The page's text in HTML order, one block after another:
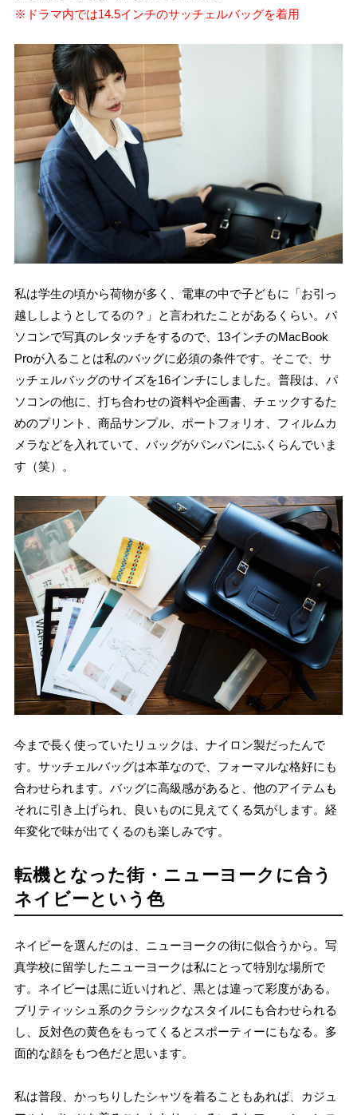
※ドラマ内では14.5インチのサッチェルバッグを着用
私は学生の頃から荷物が多く、電車の中で子どもに「お引っ
越ししようとしてるの？」と言われたことがあるくらい。パ
ソコンで写真のレタッチをするので、13インチのMacBook
Proが入ることは私のバッグに必須の条件です。そこで、サ
ッチェルバッグのサイズを16インチにしました。普段は、パ
ソコンの他に、打ち合わせの資料や企画書、チェックするた
めのプリント、商品サンプル、ポートフォリオ、フィルムカ
メラなどを入れていて、バッグがパンパンにふくらんでいま
す（笑）。
今まで長く使っていたリュックは、ナイロン製だったんで
す。サッチェルバッグは本革なので、フォーマルな格好にも
合わせられます。バッグに高級感があると、他のアイテムも
それに引き上げられ、良いものに見えてくる気がします。経
年変化で味が出てくるのも楽しみです。
転機となった街・ニューヨークに合う
ネイビーという色
ネイビーを選んだのは、ニューヨークの街に似合うから。写
真学校に留学したニューヨークは私にとって特別な場所で
す。ネイビーは黒に近いけれど、黒とは違って彩度がある。
ブリティッシュ系のクラシックなスタイルにも合わせられる
し、反対色の黄色をもってくるとスポーティーにもなる。多
面的な顔をもつ色だと思います。
私は普段、かっちりしたシャツを着ることもあれば、カジュ